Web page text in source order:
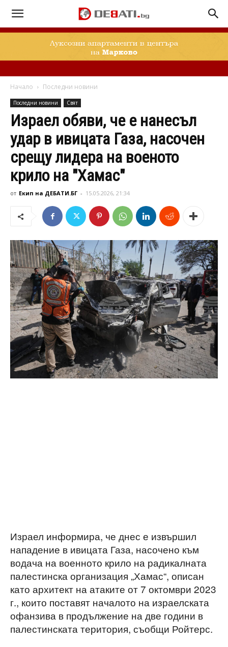
Начало Последни новини
Последни новини Свят
Израел обяви, че е нанесъл
удар в ивицата Газа, насочен
срещу лидера на военото
крило на "Хамас"
от Екип на ДЕБАТИ.БГ - 15.05.2026, 21:34
Израел информира, че днес е извършил
нападение в ивицата Газа, насочено към
водача на военното крило на радикалната
палестинска организация „Хамас“, описан
като архитект на атаките от 7 октомври 2023
г., които поставят началото на израелската
офанзива в продължение на две години в
палестинската територия, съобщи Ройтерс.